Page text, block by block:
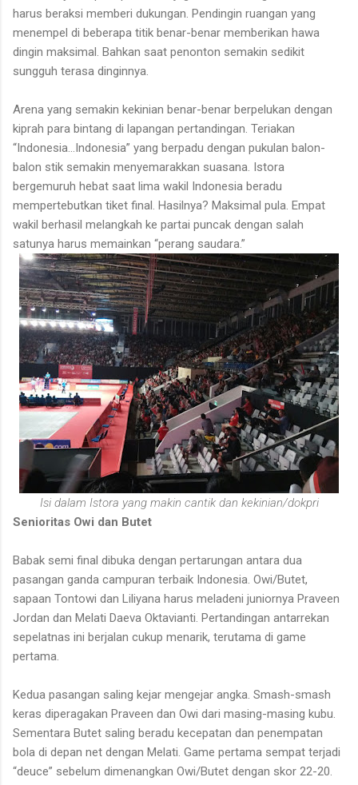
harus beraksi memberi dukungan. Pendingin ruangan yang
menempel di beberapa titik benar-benar memberikan hawa
dingin maksimal. Bahkan saat penonton semakin sedikit
sungguh terasa dinginnya.
Arena yang semakin kekinian benar-benar berpelukan dengan
kiprah para bintang di lapangan pertandingan. Teriakan
“Indonesia…Indonesia” yang berpadu dengan pukulan balon-
balon stik semakin menyemarakkan suasana. Istora
bergemuruh hebat saat lima wakil Indonesia beradu
mempertebutkan tiket final. Hasilnya? Maksimal pula. Empat
wakil berhasil melangkah ke partai puncak dengan salah
satunya harus memainkan “perang saudara.”
Isi dalam Istora yang makin cantik dan kekinian/dokpri
Senioritas Owi dan Butet
Babak semi final dibuka dengan pertarungan antara dua
pasangan ganda campuran terbaik Indonesia. Owi/Butet,
sapaan Tontowi dan Liliyana harus meladeni juniornya Praveen
Jordan dan Melati Daeva Oktavianti. Pertandingan antarrekan
sepelatnas ini berjalan cukup menarik, terutama di game
pertama.
Kedua pasangan saling kejar mengejar angka. Smash-smash
keras diperagakan Praveen dan Owi dari masing-masing kubu.
Sementara Butet saling beradu kecepatan dan penempatan
bola di depan net dengan Melati. Game pertama sempat terjadi
“deuce” sebelum dimenangkan Owi/Butet dengan skor 22-20.